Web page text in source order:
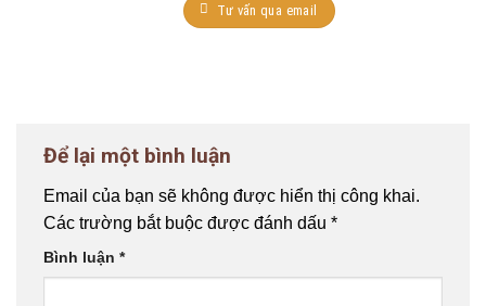
Tư vấn qua email
Để lại một bình luận
Email của bạn sẽ không được hiển thị công khai.
Các trường bắt buộc được đánh dấu *
Bình luận *